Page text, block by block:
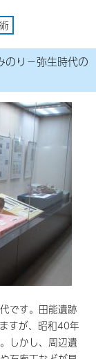
り－弥生時代の
です。田能遺跡
すが、昭和40年
しかし、周辺遺